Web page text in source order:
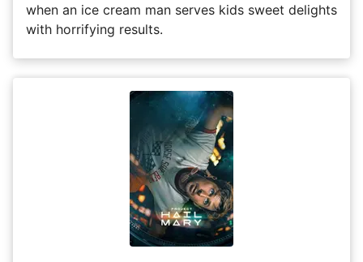
when an ice cream man serves kids sweet delights
with horrifying results.